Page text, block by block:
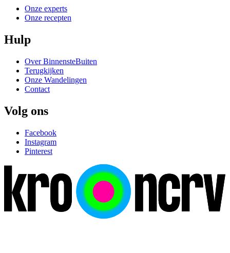
Onze experts
Onze recepten
Hulp
Over BinnensteBuiten
Terugkijken
Onze Wandelingen
Contact
Volg ons
Facebook
Instagram
Pinterest